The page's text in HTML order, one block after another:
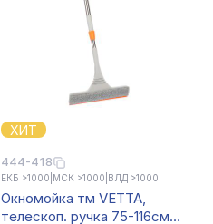
ХИТ
444-418
ЕКБ >1000 МСК >1000 ВЛД >1000
Окномойка тм VETTA,
телескоп. ручка 75-116см,